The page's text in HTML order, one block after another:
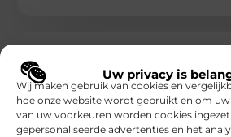
Uw privacy is
Wij maken gebruik van cookies en
hoe onze website wordt gebruikt en om
van uw voorkeuren worden cookies
gepersonaliseerde advertenties en het